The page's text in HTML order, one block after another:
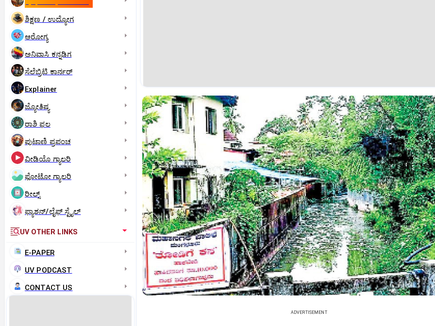
ಶಿಕ್ಷಣ / ಉದ್ಯೋಗ
ಆರೋಗ್ಯ
ಅನಿವಾಸಿ ಕನ್ನಡಿಗ
ಸೆಲೆಬ್ರಿಟಿ ಕಾರ್ನರ್‌
Explainer
ಜ್ಯೋತಿಷ್ಯ
ರಾಶಿ ಫಲ
ಪುಟಾಣಿ ಪ್ರಪಂಚ
ವೀಡಿಯೊ ಗ್ಯಾಲರಿ
ಫೋಟೋ ಗ್ಯಾಲರಿ
ರೀಲ್ಸ್
ಫ್ಯಾಶನ್/ಲೈಫ್‌ ಸ್ಟೈಲ್
UV OTHER LINKS
E-PAPER
UV PODCAST
CONTACT US
ADVERTISEMENT